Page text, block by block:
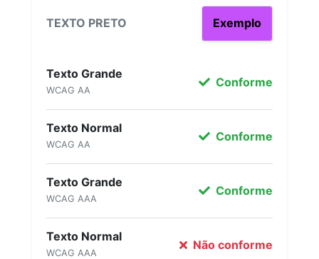
TEXTO PRETO Exemplo
Texto Grande
WCAG AA
Conforme
Texto Normal
WCAG AA
Conforme
Texto Grande
WCAG AAA
Conforme
Texto Normal
WCAG AAA
Não conforme